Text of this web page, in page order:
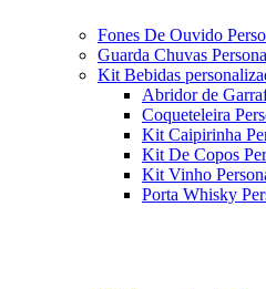
Fones De Ouvido
Guarda Chuvas
Kit Bebidas
Abridor de
Coqueteleira
Kit Caipirinha
Kit De Copos
Kit Vinho
Porta Whisky